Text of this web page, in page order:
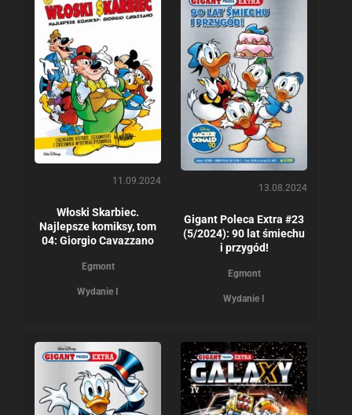
11.09.2024
Włoski Skarbiec.
Najlepsze komiksy, tom
04: Giorgio Cavazzano
Egmont
Wydanie I
13.08.2024
Gigant Poleca Extra #23
(5/2024): 90 lat śmiechu
i przygód!
Egmont
Wydanie I